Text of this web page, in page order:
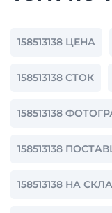
158513138 ЦЕНА
158513138 СТОК
158513138
158513138
158513138 НА